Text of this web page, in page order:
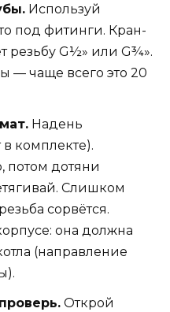
Используй
под фитинги. Кран-
резьбу G½» или G¾».
— чаще всего это 20
Надень
комплекте).
потом дотяни
Слишком
сорвётся.
она должна
(направление
Открой